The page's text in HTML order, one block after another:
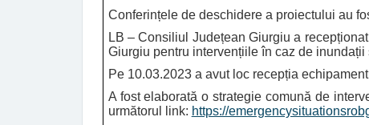
Conferințele de deschidere a proiectului au
LB – Consiliul Județean Giurgiu a
Giurgiu pentru intervențiile în caz de
Pe 10.03.2023 a avut loc recepția
A fost elaborată o strategie comună de
următorul link: https://